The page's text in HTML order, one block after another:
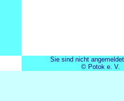
Sie sind nicht angemeldet
© Potok e. V.